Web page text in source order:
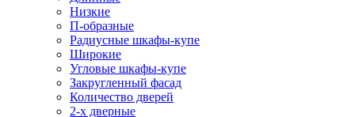
Низкие
П-образные
Радиусные шкафы-купе
Широкие
Угловые шкафы-купе
Закругленный фасад
Количество дверей
2-х дверные